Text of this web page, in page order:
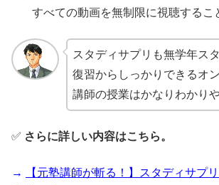
すべての動画を無制限に視聴するこ
スタディサプリも無学年ス
復習からしっかりできるオ
講師の授業はかなりわかりや
✅ さらに詳しい内容はこちら。
→
【元塾講師が斬る！】スタディサプ